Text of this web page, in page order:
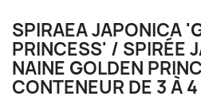
SPIRAEA JAPONICA
PRINCESS' / SPIRÉE
NAINE GOLDEN
CONTENEUR DE 3 À